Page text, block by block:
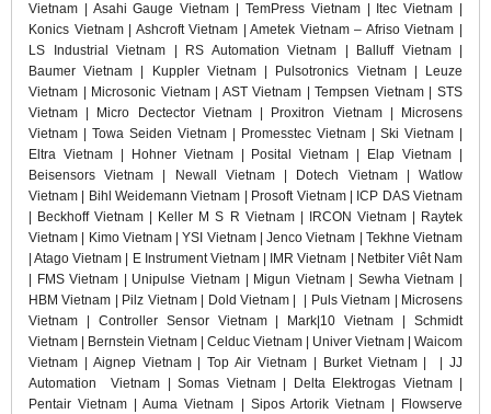
Vietnam | Asahi Gauge Vietnam | TemPress Vietnam | Itec Vietnam |
Konics Vietnam | Ashcroft Vietnam | Ametek Vietnam – Afriso Vietnam |
LS Industrial Vietnam | RS Automation Vietnam | Balluff Vietnam |
Baumer Vietnam | Kuppler Vietnam | Pulsotronics Vietnam | Leuze
Vietnam | Microsonic Vietnam | AST Vietnam | Tempsen Vietnam | STS
Vietnam | Micro Dectector Vietnam | Proxitron Vietnam | Microsens
Vietnam | Towa Seiden Vietnam | Promesstec Vietnam | Ski Vietnam |
Eltra Vietnam | Hohner Vietnam | Posital Vietnam | Elap Vietnam |
Beisensors Vietnam | Newall Vietnam | Dotech Vietnam | Watlow
Vietnam | Bihl Weidemann Vietnam | Prosoft Vietnam | ICP DAS Vietnam
| Beckhoff Vietnam | Keller M S R Vietnam | IRCON Vietnam | Raytek
Vietnam | Kimo Vietnam | YSI Vietnam | Jenco Vietnam | Tekhne Vietnam
| Atago Vietnam | E Instrument Vietnam | IMR Vietnam | Netbiter Viêt Nam
| FMS Vietnam | Unipulse Vietnam | Migun Vietnam | Sewha Vietnam |
HBM Vietnam | Pilz Vietnam | Dold Vietnam |
| Puls Vietnam | Microsens
Vietnam | Controller Sensor Vietnam | Mark|10 Vietnam | Schmidt
Vietnam | Bernstein Vietnam | Celduc Vietnam | Univer Vietnam | Waicom
Vietnam | Aignep Vietnam | Top Air Vietnam | Burket Vietnam | | JJ
Automation Vietnam | Somas Vietnam | Delta Elektrogas Vietnam |
Pentair Vietnam | Auma Vietnam | Sipos Artorik Vietnam | Flowserve